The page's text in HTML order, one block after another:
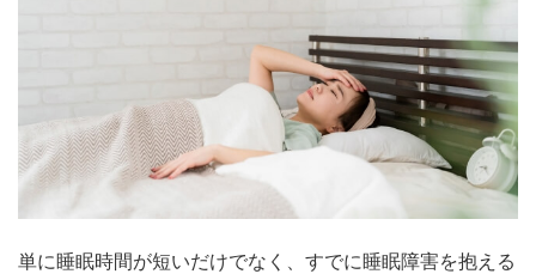
単に睡眠時間が短いだけでなく、すでに睡眠障害を抱える